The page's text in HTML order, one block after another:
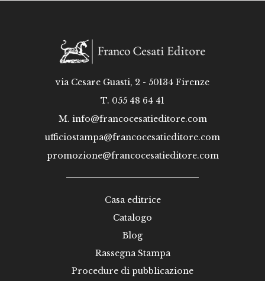
via Cesare Guasti, 2 - 50134 Firenze
T. 055 48 64 41
M. info@francocesatieditore.com
ufficiostampa@francocesatieditore.com
promozione@francocesatieditore.com
Casa editrice
Catalogo
Blog
Rassegna Stampa
Procedure di pubblicazione